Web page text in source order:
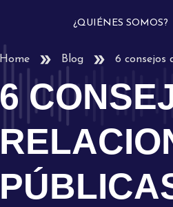
¿QUIÉNES SOMOS?
Home Blog 6 consejos
6